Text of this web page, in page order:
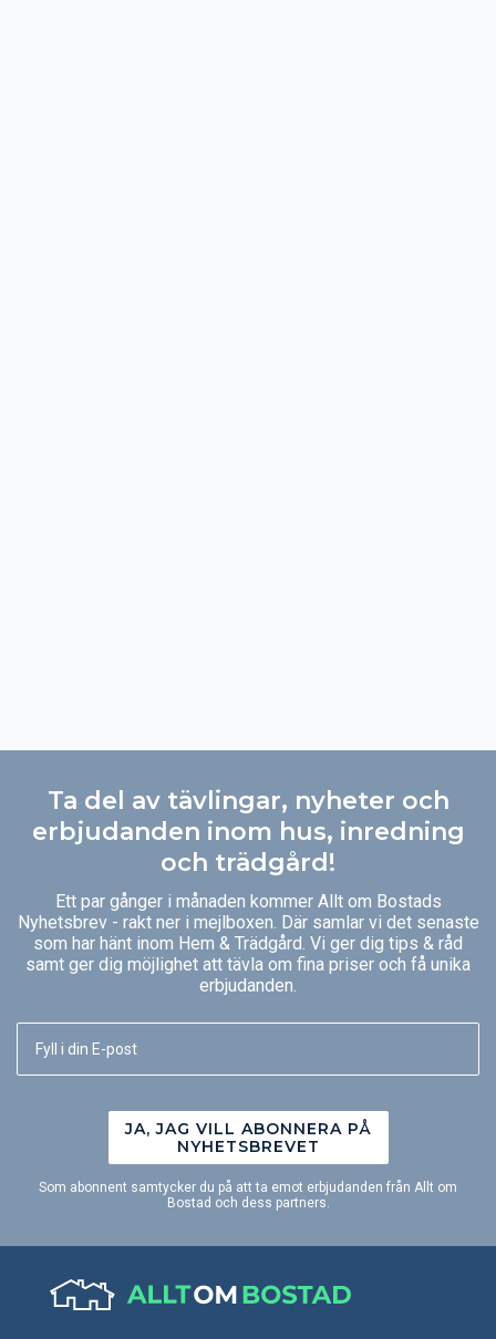
Ta del av tävlingar, nyheter och
erbjudanden inom hus, inredning
och trädgård!
Ett par gånger i månaden kommer Allt om Bostads
Nyhetsbrev - rakt ner i mejlboxen. Där samlar vi det senaste
som har hänt inom Hem & Trädgård. Vi ger dig tips & råd
samt ger dig möjlighet att tävla om fina priser och få unika
erbjudanden.
JA, JAG VILL ABONNERA PÅ
NYHETSBREVET
Som abonnent samtycker du på att ta emot erbjudanden från Allt om
Bostad och dess partners.